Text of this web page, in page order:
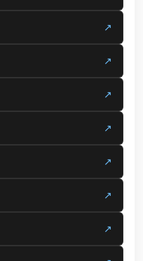
↗
↗
↗
↗
↗
↗
↗